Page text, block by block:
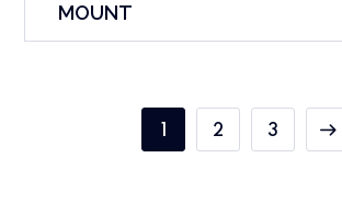
MOUNT
2 3